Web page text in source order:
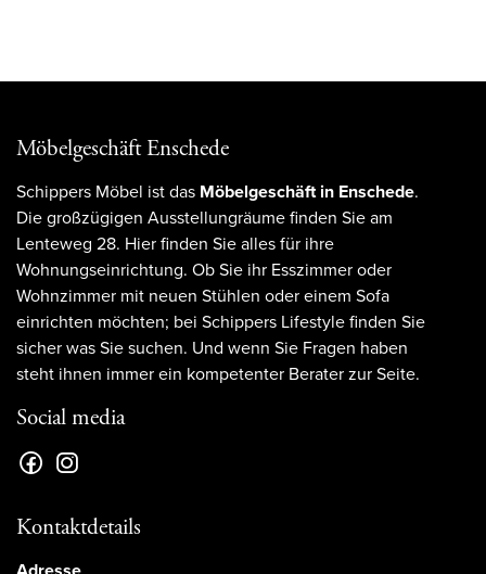
Möbelgeschäft Enschede
Schippers Möbel ist das Möbelgeschäft in Enschede.
Die großzügigen Ausstellungräume finden Sie am
Lenteweg 28. Hier finden Sie alles für ihre
Wohnungseinrichtung. Ob Sie ihr Esszimmer oder
Wohnzimmer mit neuen Stühlen oder einem Sofa
einrichten möchten; bei Schippers Lifestyle finden Sie
sicher was Sie suchen. Und wenn Sie Fragen haben
steht ihnen immer ein kompetenter Berater zur Seite.
Social media
Kontaktdetails